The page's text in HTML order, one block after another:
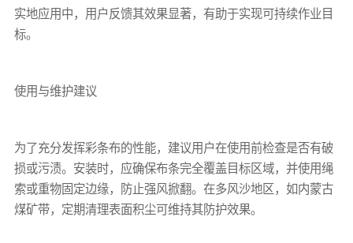
实地应用中，用户反馈其效果显著，有助于实现可持续作业目
标。
使用与维护建议
为了充分发挥彩条布的性能，建议用户在使用前检查是否有破
损或污渍。安装时，应确保布条完全覆盖目标区域，并使用绳
索或重物固定边缘，防止强风掀翻。在多风沙地区，如内蒙古
煤矿带，定期清理表面积尘可维持其防护效果。